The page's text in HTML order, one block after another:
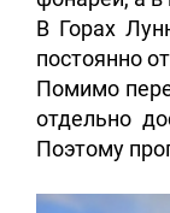
В Горах
постоянно
Помимо
отдельно
Поэтому